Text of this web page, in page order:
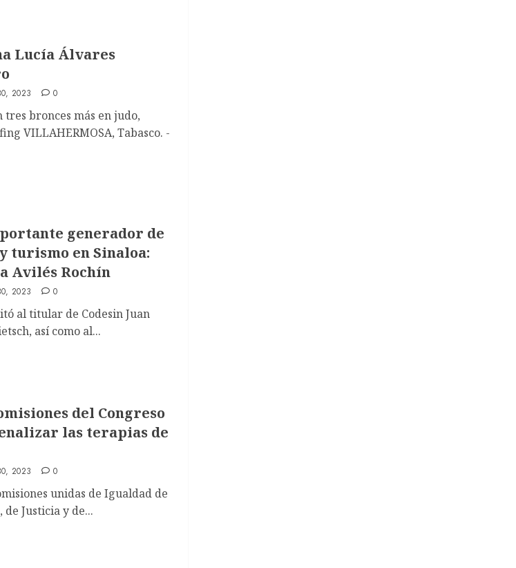
Lucía Álvares
2023 0
tres bronces más en judo,
VILLAHERMOSA, Tabasco. -
generador de
turismo en Sinaloa:
Avilés Rochín
2023 0
al titular de Codesin Juan
así como al...
del Congreso
las terapias de
2023 0
unidas de Igualdad de
de Justicia y de...